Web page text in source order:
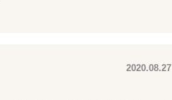
2020.08.27